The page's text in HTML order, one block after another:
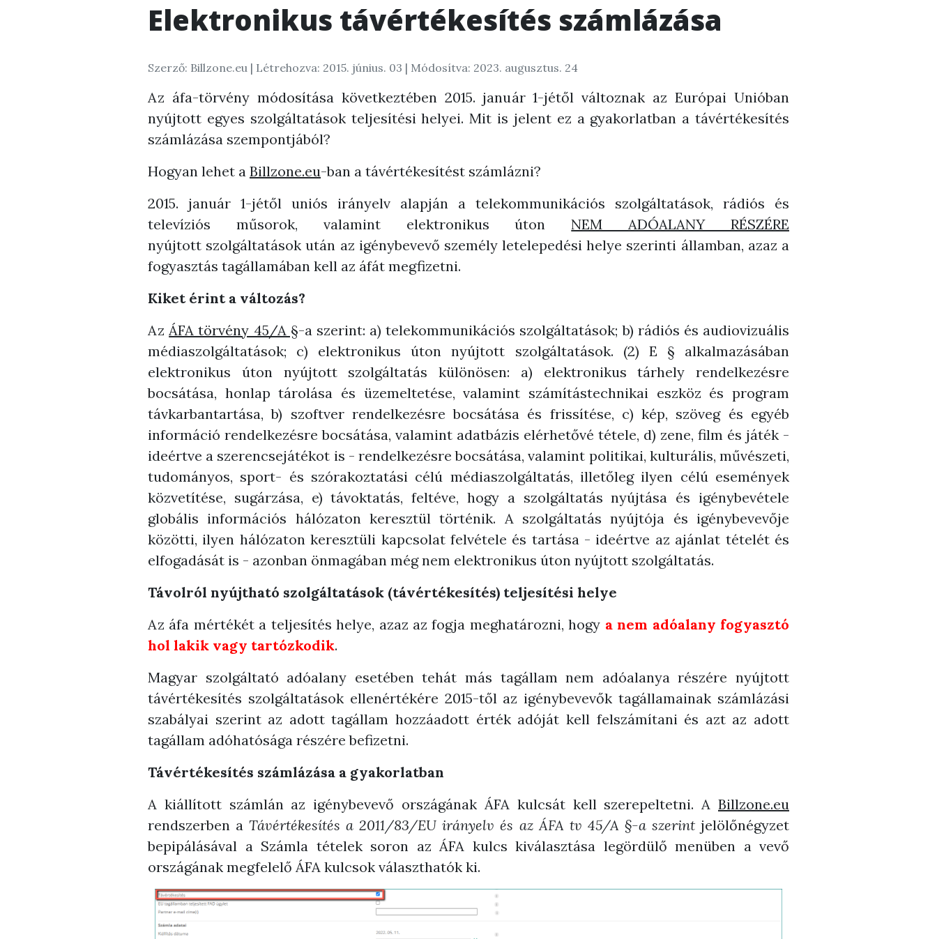
Elektronikus távértékesítés számlázása
Szerző: Billzone.eu | Létrehozva: 2015. június. 03 | Módosítva: 2023. augusztus. 24
Az áfa-törvény módosítása következtében 2015. január 1-jétől változnak az Európai Unióban
nyújtott egyes szolgáltatások teljesítési helyei. Mit is jelent ez a gyakorlatban a távértékesítés
számlázása szempontjából?
Hogyan lehet a Billzone.eu-ban a távértékesítést számlázni?
2015. január 1-jétől uniós irányelv alapján a telekommunikációs szolgáltatások, rádiós és
televíziós műsorok, valamint elektronikus útonNEM ADÓALANY RÉSZÉRE
nyújtott szolgáltatások után az igénybevevő személy letelepedési helye szerinti államban, azaz a
fogyasztás tagállamában kell az áfát megfizetni.
Kiket érint a változás?
AzÁFA törvény 45/A §-a szerint: a) telekommunikációs szolgáltatások; b) rádiós és audiovizuális
médiaszolgáltatások; c) elektronikus úton nyújtott szolgáltatások. (2) E § alkalmazásában
elektronikus úton nyújtott szolgáltatás különösen: a) elektronikus tárhely rendelkezésre
bocsátása, honlap tárolása és üzemeltetése, valamint számítástechnikai eszköz és program
távkarbantartása, b) szoftver rendelkezésre bocsátása és frissítése, c) kép, szöveg és egyéb
információ rendelkezésre bocsátása, valamint adatbázis elérhetővé tétele, d) zene, film és játék -
ideértve a szerencsejátékot is - rendelkezésre bocsátása, valamint politikai, kulturális, művészeti,
tudományos, sport- és szórakoztatási célú médiaszolgáltatás, illetőleg ilyen célú események
közvetítése, sugárzása, e) távoktatás, feltéve, hogy a szolgáltatás nyújtása és igénybevétele
globális információs hálózaton keresztül történik. A szolgáltatás nyújtója és igénybevevője
közötti, ilyen hálózaton keresztüli kapcsolat felvétele és tartása - ideértve az ajánlat tételét és
elfogadását is - azonban önmagában még nem elektronikus úton nyújtott szolgáltatás.
Távolról nyújtható szolgáltatások (távértékesítés) teljesítési helye
Az áfa mértékét a teljesítés helye, azaz az fogja meghatározni, hogy a nem adóalany fogyasztó
hol lakik vagy tartózkodik.
Magyar szolgáltató adóalany esetében tehát más tagállam nem adóalanya részére nyújtott
távértékesítés szolgáltatások ellenértékére 2015-től az igénybevevők tagállamainak számlázási
szabályai szerint az adott tagállam hozzáadott érték adóját kell felszámítani és azt az adott
tagállam adóhatósága részére befizetni.
Távértékesítés számlázása a gyakorlatban
A kiállított számlán az igénybevevő országának ÁFA kulcsát kell szerepeltetni. A Billzone.eu
rendszerben aTávértékesítés a 2011/83/EU irányelv és az ÁFA tv 45/A §-a szerintjelölőnégyzet
bepipálásával a Számla tételek soron az ÁFA kulcs kiválasztása legördülő menüben a vevő
országának megfelelő ÁFA kulcsok választhatók ki.